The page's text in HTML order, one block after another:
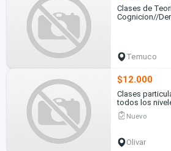
Clases de
Cognicion//
Temuco
$12.000
Clases
todos los
Nuevo
Olivar